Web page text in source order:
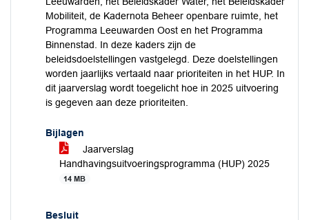
Mobiliteit, de Kadernota Beheer openbare ruimte, het
Programma Leeuwarden Oost en het Programma
Binnenstad. In deze kaders zijn de
beleidsdoelstellingen vastgelegd. Deze doelstellingen
worden jaarlijks vertaald naar prioriteiten in het HUP. In
dit jaarverslag wordt toegelicht hoe in 2025 uitvoering
is gegeven aan deze prioriteiten.
Bijlagen
Jaarverslag
Handhavingsuitvoeringsprogramma (HUP) 2025
14 MB
Besluit